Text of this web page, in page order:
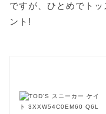
ですが、ひとめでト
ント!